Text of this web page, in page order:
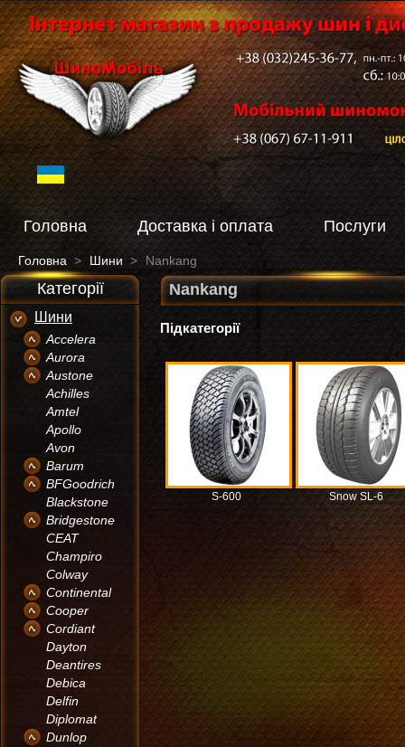
Головна Доставка і оплата Послуги
Категорії
Шини
Accelera
Aurora
Austone
Achilles
Amtel
Apollo
Avon
Barum
BFGoodrich
Blackstone
Bridgestone
CEAT
Champiro
Colway
Continental
Cooper
Cordiant
Dayton
Deantires
Debica
Delfin
Diplomat
Dunlop
Головна > Шини > Nankang
Nankang
Підкатегорії
S-600 Snow SL-6